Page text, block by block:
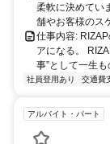
柔軟に決めてい
舗やお客様のス
仕事内容:
アになる。
事”として一生
社員登用あり 交通費
アルバイト・パート